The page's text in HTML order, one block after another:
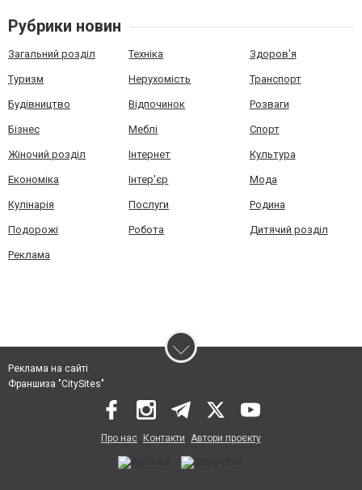
Рубрики новин
Загальний розділ Техніка Здоров'я
Туризм Нерухомість Транспорт
Будівництво Відпочинок Розваги
Бізнес Меблі Спорт
Жіночий розділ Інтернет Культура
Економіка Інтер'єр Мода
Кулінарія Послуги Родина
Подорожі Робота Дитячий розділ
Реклама
Реклама на сайті
Франшиза "CitySites"
Про нас Контакти Автори проєкту